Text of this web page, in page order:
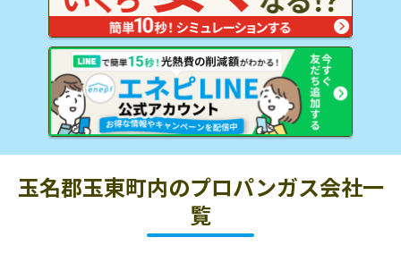
玉名郡玉東町内のプロパンガス会社一
覧